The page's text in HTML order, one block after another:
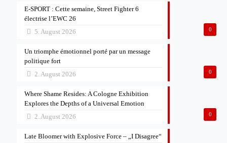
0
E-SPORT : Cette semaine, Street Fighter 6
électrise l’EWC 26
5. August 2026
0
Un triomphe émotionnel porté par un message
politique fort
2. August 2026
0
Where Shame Resides: A Cologne Exhibition
Explores the Depths of a Universal Emotion
2. August 2026
Late Bloomer with Explosive Force – „I Disagree“